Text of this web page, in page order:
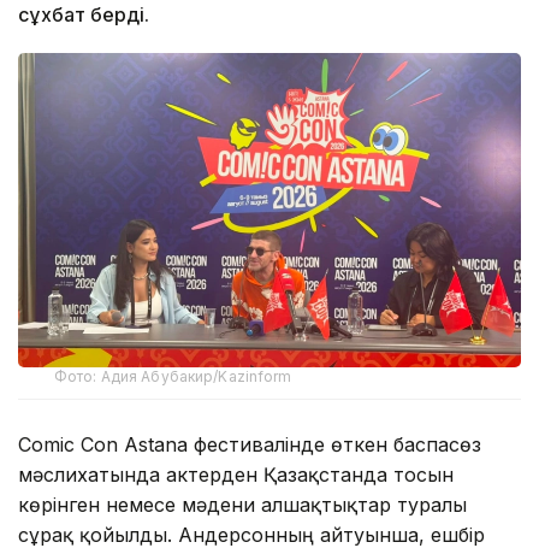
сұхбат берді.
Фото: Адия Абубакир/Kazinform
Comic Con Astana фестивалінде өткен баспасөз
мәслихатында актерден Қазақстанда тосын
көрінген немесе мәдени алшақтықтар туралы
сұрақ қойылды. Андерсонның айтуынша, ешбір